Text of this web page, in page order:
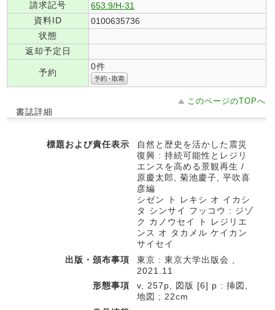
請求記号
653.9/H-31
資料ID
0100635736
状態
返却予定日
予約
0件
このページのTOPへ
書誌詳細
標題および責任表示
自然と歴史を活かした震災
復興 : 持続可能性とレジリ
エンスを高める景観再生 /
原慶太郎, 菊池慶子, 平吹喜
彦編
シゼン ト レキシ オ イカシ
タ シンサイ フッコウ : ジゾ
ク カノウセイ ト レジリエ
ンス オ タカメル ケイカン
サイセイ
出版・頒布事項
東京 : 東京大学出版会 ,
2021.11
形態事項
v, 257p, 図版 [6] p : 挿図,
地図 ; 22cm